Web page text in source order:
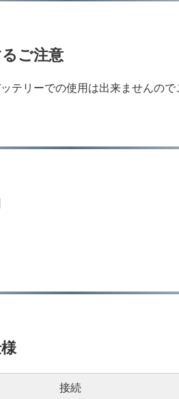
ご注意
テリーでの使用は出来ませんので
接続